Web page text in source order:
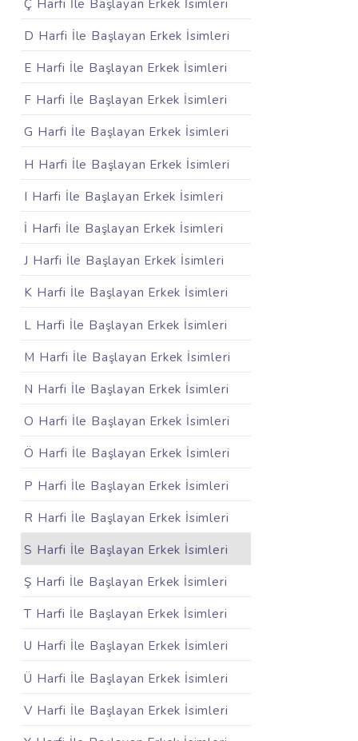
Ç Harfi İle Başlayan Erkek İsimleri
D Harfi İle Başlayan Erkek İsimleri
E Harfi İle Başlayan Erkek İsimleri
F Harfi İle Başlayan Erkek İsimleri
G Harfi İle Başlayan Erkek İsimleri
H Harfi İle Başlayan Erkek İsimleri
I Harfi İle Başlayan Erkek İsimleri
İ Harfi İle Başlayan Erkek İsimleri
J Harfi İle Başlayan Erkek İsimleri
K Harfi İle Başlayan Erkek İsimleri
L Harfi İle Başlayan Erkek İsimleri
M Harfi İle Başlayan Erkek İsimleri
N Harfi İle Başlayan Erkek İsimleri
O Harfi İle Başlayan Erkek İsimleri
Ö Harfi İle Başlayan Erkek İsimleri
P Harfi İle Başlayan Erkek İsimleri
R Harfi İle Başlayan Erkek İsimleri
S Harfi İle Başlayan Erkek İsimleri
Ş Harfi İle Başlayan Erkek İsimleri
T Harfi İle Başlayan Erkek İsimleri
U Harfi İle Başlayan Erkek İsimleri
Ü Harfi İle Başlayan Erkek İsimleri
V Harfi İle Başlayan Erkek İsimleri